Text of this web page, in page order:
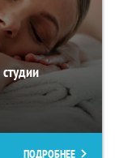
ПОДРОБНЕЕ